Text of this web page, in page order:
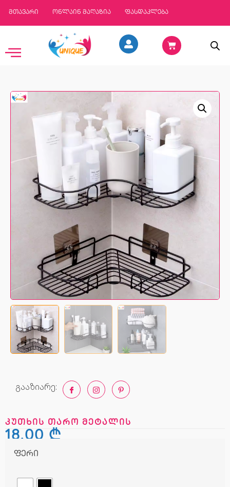
მთავარი ონლაინ მაღაზია ფასდაკლება
გააზიარე:
კუთხის თარო მეტალის
18,00 ₾
ფერი